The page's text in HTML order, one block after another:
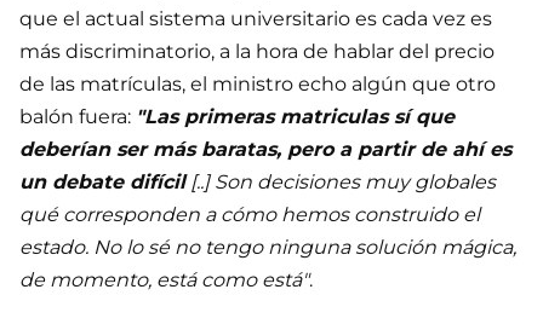
que el actual sistema universitario es cada vez es
más discriminatorio, a la hora de hablar del precio
de las matrículas, el ministro echo algún que otro
balón fuera: "Las primeras matriculas sí que
deberían ser más baratas, pero a partir de ahí es
un debate difícil[..] Son decisiones muy globales
qué corresponden a cómo hemos construido el
estado. No lo sé no tengo ninguna solución mágica,
de momento, está como está".